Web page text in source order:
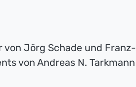
Jörg Schade und Franz-
von Andreas N. Tarkmann